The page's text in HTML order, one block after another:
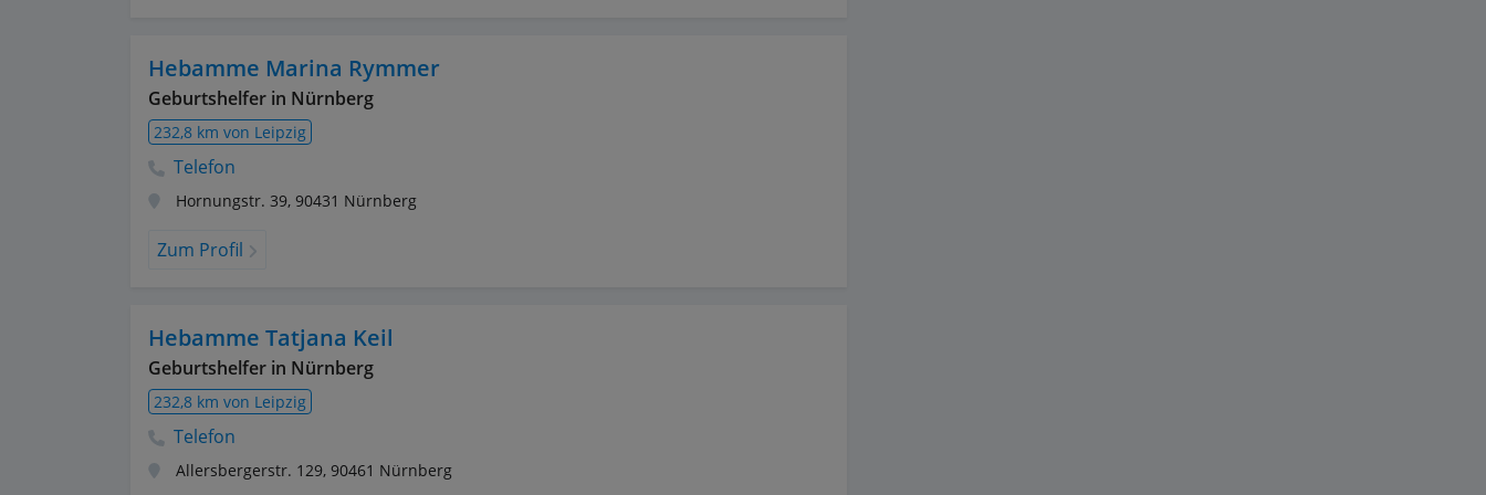
Hebamme Marina Rymmer
Geburtshelfer in Nürnberg
232,8 km von Leipzig
Telefon
Hornungstr. 39, 90431 Nürnberg
Zum Profil
Hebamme Tatjana Keil
Geburtshelfer in Nürnberg
232,8 km von Leipzig
Telefon
Allersbergerstr. 129, 90461 Nürnberg